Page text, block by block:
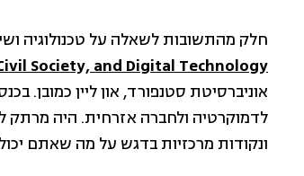
חלק מהתשובות לשאלה על טכנולוגיה
Society, and Digital Technology
אוניברסיטת סטנפורד, און ליין כמובן.
לדמוקרטיה ולחברה אזרחית. היה מרתק
ונקודות מרכזיות בדגש על מה שאתם